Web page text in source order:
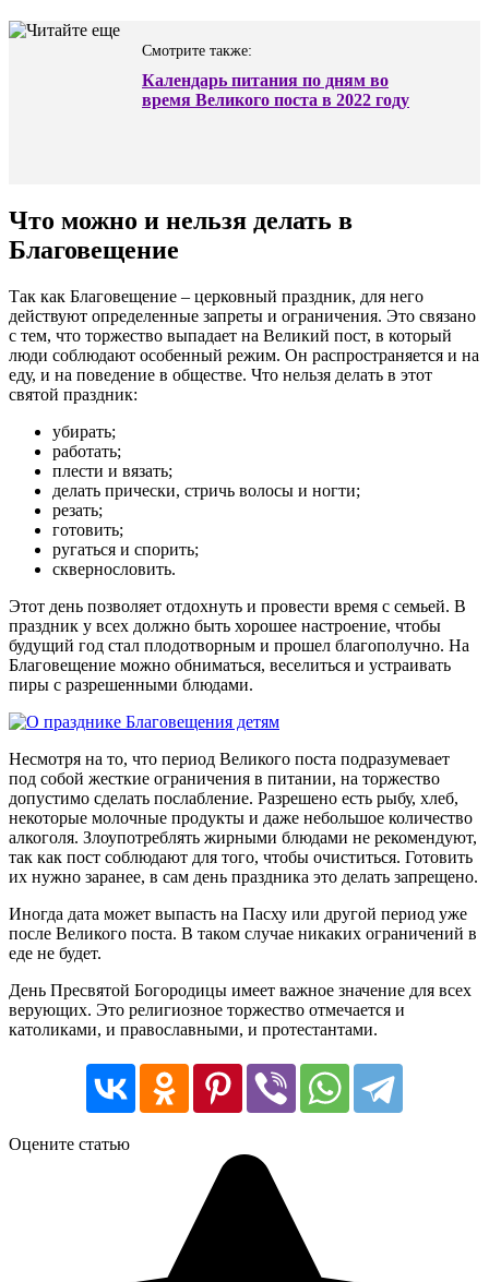
Смотрите также:
Календарь питания по дням во
время Великого поста в 2022 году
Что можно и нельзя делать в
Благовещение
Так как Благовещение – церковный праздник, для него
действуют определенные запреты и ограничения. Это связано
с тем, что торжество выпадает на Великий пост, в который
люди соблюдают особенный режим. Он распространяется и на
еду, и на поведение в обществе. Что нельзя делать в этот
святой праздник:
убирать;
работать;
плести и вязать;
делать прически, стричь волосы и ногти;
резать;
готовить;
ругаться и спорить;
сквернословить.
Этот день позволяет отдохнуть и провести время с семьей. В
праздник у всех должно быть хорошее настроение, чтобы
будущий год стал плодотворным и прошел благополучно. На
Благовещение можно обниматься, веселиться и устраивать
пиры с разрешенными блюдами.
Несмотря на то, что период Великого поста подразумевает
под собой жесткие ограничения в питании, на торжество
допустимо сделать послабление. Разрешено есть рыбу, хлеб,
некоторые молочные продукты и даже небольшое количество
алкоголя. Злоупотреблять жирными блюдами не рекомендуют,
так как пост соблюдают для того, чтобы очиститься. Готовить
их нужно заранее, в сам день праздника это делать запрещено.
Иногда дата может выпасть на Пасху или другой период уже
после Великого поста. В таком случае никаких ограничений в
еде не будет.
День Пресвятой Богородицы имеет важное значение для всех
верующих. Это религиозное торжество отмечается и
католиками, и православными, и протестантами.
Оцените статью